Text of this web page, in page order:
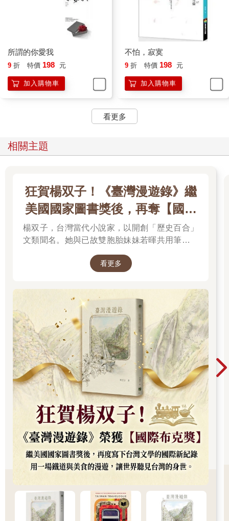
所謂的你愛我
9 折 特價 198 元
加入購物車
不怕，寂寞
9 折 特價 198 元
加入購物車
看更多
相關主題
狂賀楊双子！《臺灣漫遊錄》繼
美國國家圖書獎後，再奪【國際
布克獎】
楊双子，台灣當代小說家，以開創「歷史百合」
文類聞名。她與已故雙胞胎妹妹若暉共用筆名，
承載兩人的文學夢想，將嚴謹的日治歷史考據融
入女性同性情誼。其長篇小說《臺灣漫遊錄》透
續斬獲美國國家圖書獎與英國國際布克獎，寫下
華語文學歷史新紀錄，成功讓世界聽見台灣的身
世。
看更多